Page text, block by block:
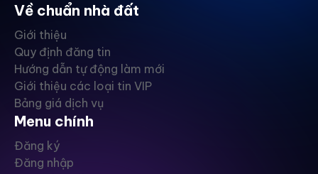
Về chuẩn nhà đất
Giới thiệu
Quy định đăng tin
Hướng dẫn tự động làm mới
Giới thiệu các loại tin VIP
Bảng giá dịch vụ
Menu chính
Đăng ký
Đăng nhập